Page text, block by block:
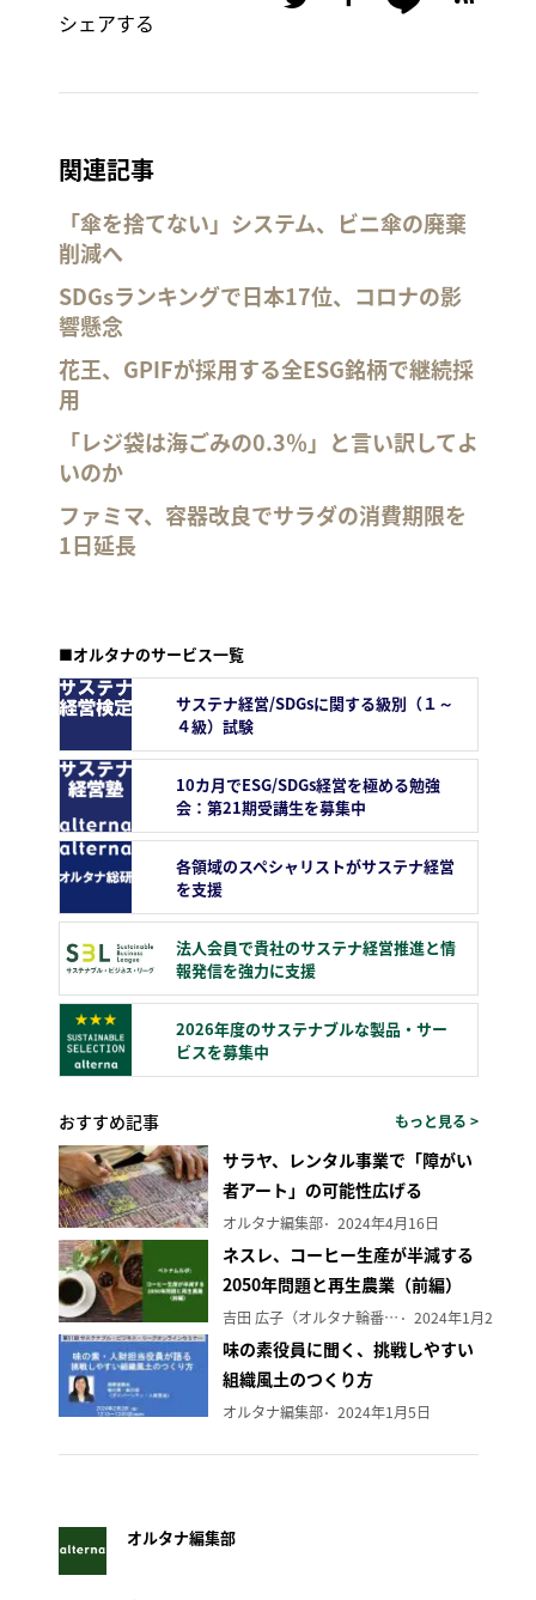
シェアする
関連記事
「傘を捨てない」システム、ビニ傘の廃棄
削減へ
SDGsランキングで日本17位、コロナの影
響懸念
花王、GPIFが採用する全ESG銘柄で継続採
用
「レジ袋は海ごみの0.3％」と言い訳してよ
いのか
ファミマ、容器改良でサラダの消費期限を
1日延長
■オルタナのサービス一覧
サステナ経営/SDGsに関する級別（１～
４級）試験
10カ月でESG/SDGs経営を極める勉強
会：第21期受講生を募集中
各領域のスペシャリストがサステナ経営
を支援
法人会員で貴社のサステナ経営推進と情
報発信を強力に支援
2026年度のサステナブルな製品・サー
ビスを募集中
おすすめ記事 もっと見る >
サラヤ、レンタル事業で「障がい
者アート」の可能性広げる
オルタナ編集部 2024年4月16日
ネスレ、コーヒー生産が半減する
2050年問題と再生農業（前編）
吉田 広子（オルタナ輪番編集長） 2024年1月29日
味の素役員に聞く、挑戦しやすい
組織風土のつくり方
オルタナ編集部 2024年1月5日
オルタナ編集部